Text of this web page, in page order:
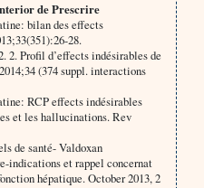
de Prescrire
bilan des effects
28.
2. Profil d’effects indésirables de
(374 suppl. interactions
RCP effects indésirables
et les hallucinations. Rev
de santé- Valdoxan
indications et rappel concernat
hépatique. October 2013, 2